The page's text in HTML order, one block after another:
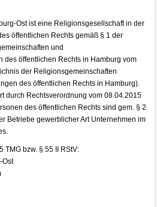
Ost ist eine Religionsgesellschaft in der
öffentlichen Rechts gemäß § 1 der
und
des öffentlichen Rechts in Hamburg vom
der Religionsgemeinschaften
des öffentlichen Rechts in Hamburg).
durch Rechtsverordnung vom 08.04.2015
des öffentlichen Rechts sind gem. § 2
Betriebe gewerblicher Art Unternehmen im
TMG bzw. § 55 II RStV:
Ost